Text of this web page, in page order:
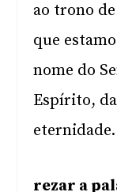
ao trono
que
nome do
Espírito,
eternidade.
rezar a